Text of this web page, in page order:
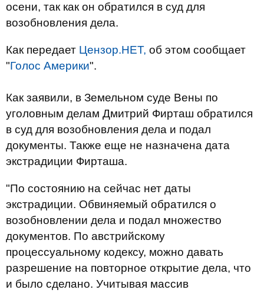
осени, так как он обратился в суд для
возобновления дела.
Как передает Цензор.НЕТ, об этом сообщает
"Голос Америки".
Как заявили, в Земельном суде Вены по
уголовным делам Дмитрий Фирташ обратился
в суд для возобновления дела и подал
документы. Также еще не назначена дата
экстрадиции Фирташа.
"По состоянию на сейчас нет даты
экстрадиции. Обвиняемый обратился о
возобновлении дела и подал множество
документов. По австрийскому
процессуальному кодексу, можно давать
разрешение на повторное открытие дела, что
и было сделано. Учитывая массив